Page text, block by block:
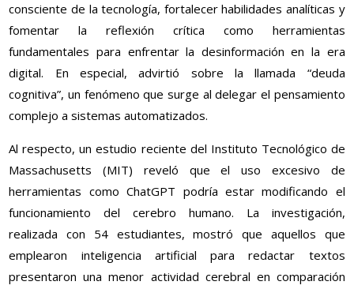
consciente de la tecnología, fortalecer habilidades analíticas y
fomentar la reflexión crítica como herramientas
fundamentales para enfrentar la desinformación en la era
digital. En especial, advirtió sobre la llamada “deuda
cognitiva”, un fenómeno que surge al delegar el pensamiento
complejo a sistemas automatizados.
Al respecto, un estudio reciente del Instituto Tecnológico de
Massachusetts (MIT) reveló que el uso excesivo de
herramientas como ChatGPT podría estar modificando el
funcionamiento del cerebro humano. La investigación,
realizada con 54 estudiantes, mostró que aquellos que
emplearon inteligencia artificial para redactar textos
presentaron una menor actividad cerebral en comparación